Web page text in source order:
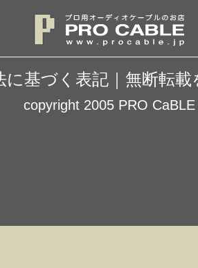
に基づく表記 無断転載
copyright 2005 PRO CaBLE